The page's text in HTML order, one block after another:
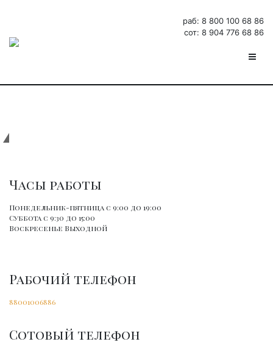
раб: 8 800 100 68 86
сот: 8 904 776 68 86
Часы работы
Понедельник-пятницас 9:00 до 19:00
Субботас 9:30 до 15:00
Воскресенье Выходной
Рабочий телефон
88001006886
Сотовый телефон